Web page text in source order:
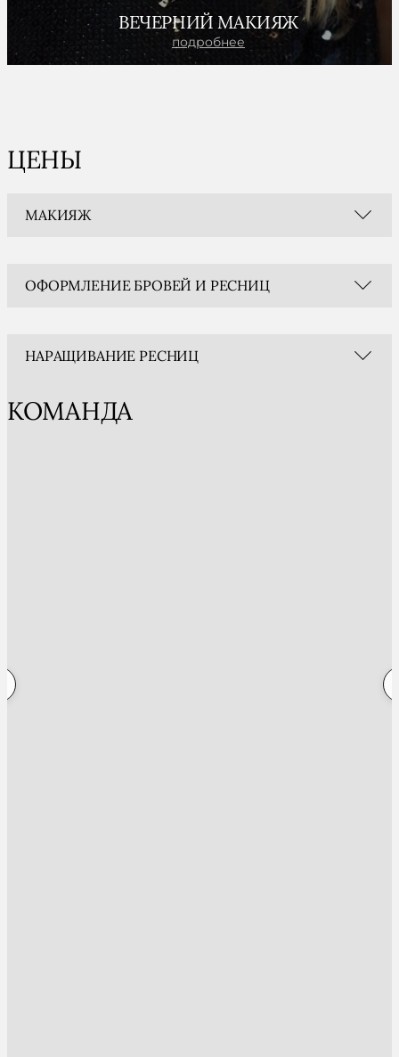
ВЕЧЕРНИЙ МАКИЯЖ
подробнее
ЦЕНЫ
МАКИЯЖ
ОФОРМЛЕНИЕ БРОВЕЙ И РЕСНИЦ
НАРАЩИВАНИЕ РЕСНИЦ
КОМАНДА